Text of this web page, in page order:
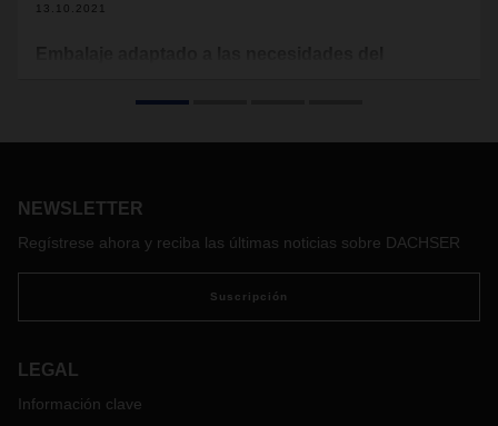
13.10.2021
atención se centra en la seguridad y la capacidad de
condiciones de transporte. A continuación, presentamos una
embalaje.
NEWSLETTER
Regístrese ahora y reciba las últimas noticias sobre DACHSER
Suscripción
LEGAL
Información clave